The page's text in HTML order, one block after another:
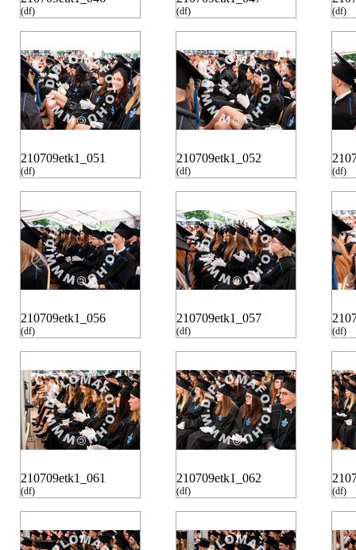
(df) (df) (df)
210709etk1_051
(df)
210709etk1_052
(df) (df)
210709etk1_056
(df)
210709etk1_057
(df) (df)
210709etk1_061
(df)
210709etk1_062
(df) (df)